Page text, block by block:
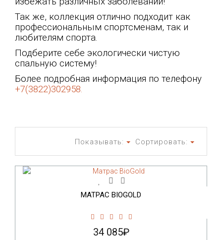
Так же, коллекция отлично подходит как
профессиональным спортсменам, так и
любителям спорта.
Подберите себе экологически чистую
спальную систему!
Более подробная информация по телефону
+7(3822)302958.
Сортировать:
Показывать:
МАТРАС BIOGOLD
34 085₽